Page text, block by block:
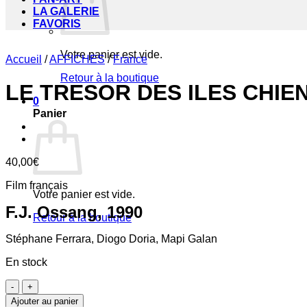
Votre panier est vide.
Retour à la boutique
0
Panier
Votre panier est vide.
Retour à la boutique
LA GALERIE
FAVORIS
Accueil /AFFICHES / France
LE TRESOR DES ILES
40,00€
Film français
F.J. Ossang, 1990
Stéphane Ferrara, Diogo Doria, Mapi Galan
En stock
quantité
de
Ajouter au panier